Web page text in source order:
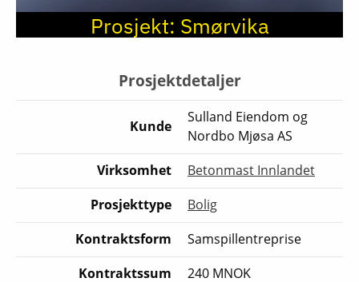
Prosjekt: Smørvika
Prosjektdetaljer
Kunde
Sulland Eiendom og
Nordbo Mjøsa AS
Virksomhet
Betonmast Innlandet
Prosjekttype
Bolig
Kontraktsform
Samspillentreprise
Kontraktssum
240 MNOK